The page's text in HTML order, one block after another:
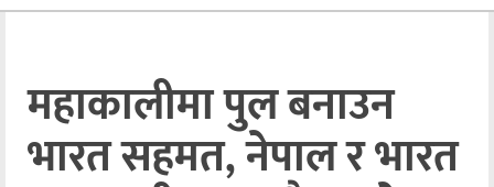
अन्तराष्ट्रिय
अन्तर्वार्ता
अर्थ
महाकालीमा पुल बनाउन
भारत सहमत, नेपाल र भारत